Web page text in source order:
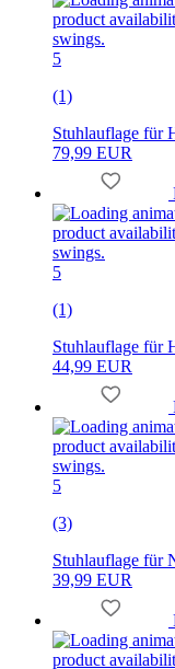
5
(1)
Stuhlauflage für
79,99 EUR
5
(1)
Stuhlauflage für
44,99 EUR
5
(3)
Stuhlauflage für
39,99 EUR